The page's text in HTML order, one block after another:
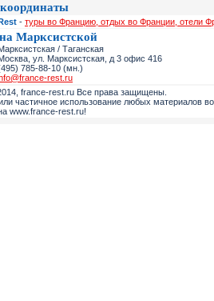
- туры во Францию, отдых во Франции, отели
Марксистской
/ Таганская
ул. Марксистская, д 3 офис 416
785-88-10 (мн.)
rest.ru
france-rest.ru Все права защищены.
частичное использование любых материалов
www.france-rest.ru!